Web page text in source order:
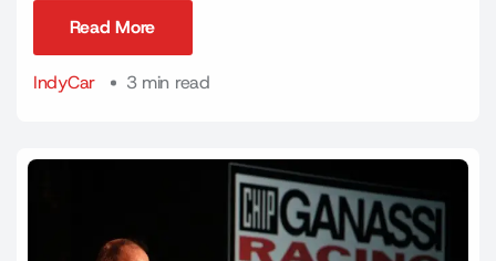
Read More
IndyCar
3 min read